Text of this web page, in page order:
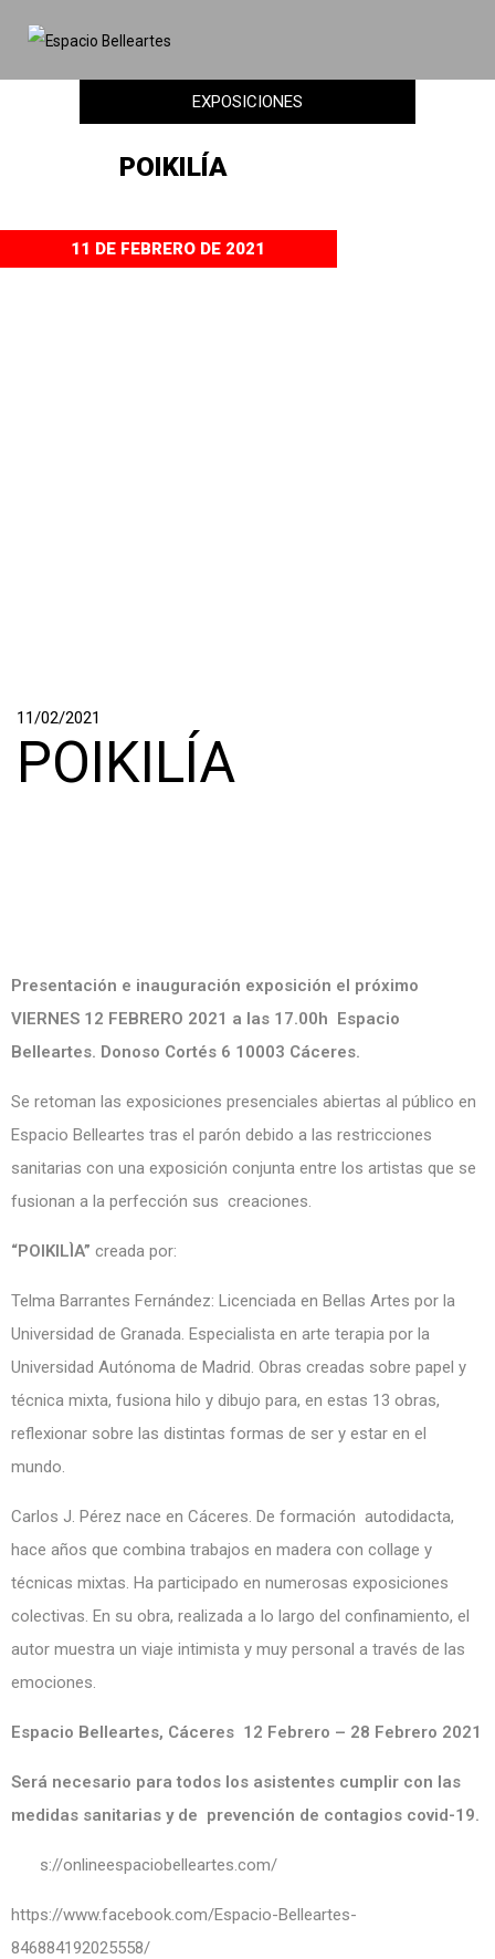
EXPOSICIONES
POIKILÍA
11 DE FEBRERO DE 2021
11/02/2021
POIKILÍA
Presentación e inauguración exposición el próximo
VIERNES 12 FEBRERO 2021 a las 17.00h Espacio
Belleartes. Donoso Cortés 6 10003 Cáceres.
Se retoman las exposiciones presenciales abiertas al público en
Espacio Belleartes tras el parón debido a las restricciones
sanitarias con una exposición conjunta entre los artistas que se
fusionan a la perfección sus creaciones.
“POIKILÌA” creada por:
Telma Barrantes Fernández: Licenciada en Bellas Artes por la
Universidad de Granada. Especialista en arte terapia por la
Universidad Autónoma de Madrid. Obras creadas sobre papel y
técnica mixta, fusiona hilo y dibujo para, en estas 13 obras,
reflexionar sobre las distintas formas de ser y estar en el
mundo.
Carlos J. Pérez nace en Cáceres. De formación autodidacta,
hace años que combina trabajos en madera con collage y
técnicas mixtas. Ha participado en numerosas exposiciones
colectivas. En su obra, realizada a lo largo del confinamiento, el
autor muestra un viaje intimista y muy personal a través de las
emociones.
Espacio Belleartes, Cáceres 12 Febrero – 28 Febrero 2021
Será necesario para todos los asistentes cumplir con las
medidas sanitarias y de prevención de contagios covid-19.
https://onlineespaciobelleartes.com/
https://www.facebook.com/Espacio-Belleartes-
846884192025558/